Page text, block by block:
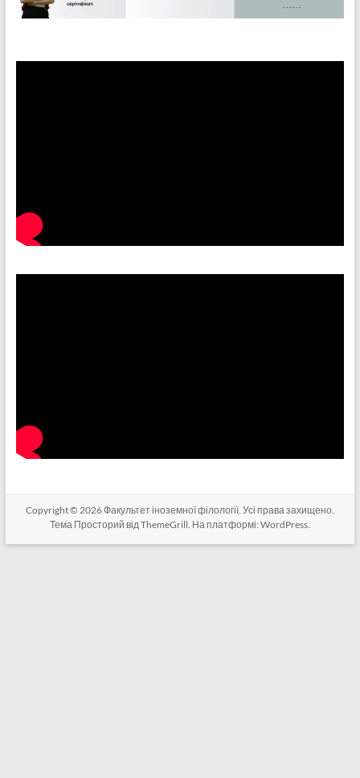
Copyright © 2026Факультет іноземної філології. Усі права захищено.
Тема Просторий від ThemeGrill. На платформі: WordPress.